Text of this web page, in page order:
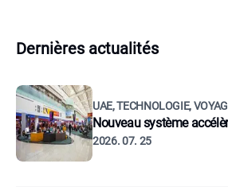
Dernières actualités
UAE, TECHNOLOGIE,
Nouveau système
2026. 07. 25